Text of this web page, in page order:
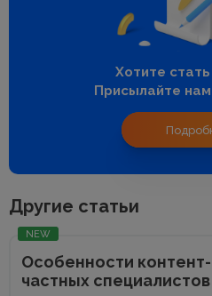
Хотите
Присылайте
Другие статьи
NEW
Особенности
частных специалистов